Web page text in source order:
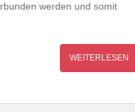
werden und somit
WEITERLESEN